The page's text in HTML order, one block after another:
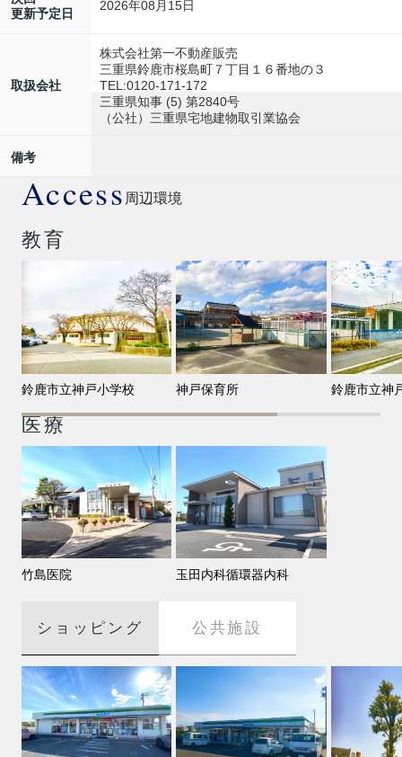
更新予定日
2026年08月15日
取扱会社
株式会社第一不動産販売
三重県鈴鹿市桜島町７丁目１６番地の３
TEL:0120-171-172
三重県知事 (5) 第2840号
（公社）三重県宅地建物取引業協会
備考
Access周辺環境
教育
鈴鹿市立神戸小学校 神戸保育所 鈴鹿市立神
医療
竹島医院 玉田内科循環器内科
ショッピング 公共施設